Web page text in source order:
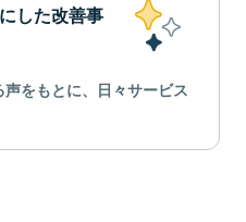
した改善事
をもとに、日々サービス